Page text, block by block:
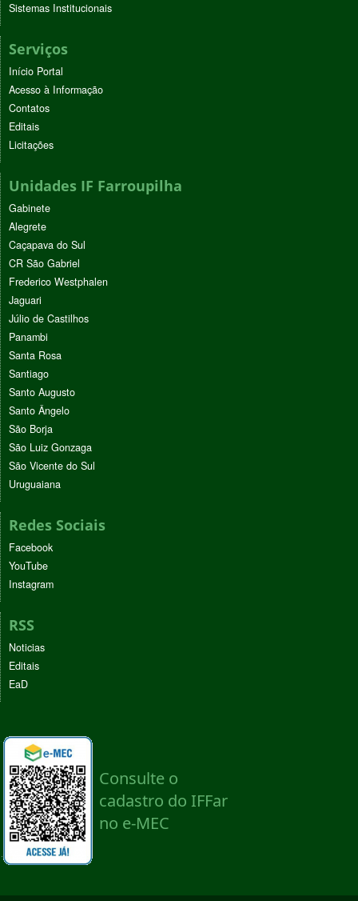
Sistemas Institucionais
Serviços
Início Portal
Acesso à Informação
Contatos
Editais
Licitações
Unidades IF Farroupilha
Gabinete
Alegrete
Caçapava do Sul
CR São Gabriel
Frederico Westphalen
Jaguari
Júlio de Castilhos
Panambi
Santa Rosa
Santiago
Santo Augusto
Santo Ângelo
São Borja
São Luiz Gonzaga
São Vicente do Sul
Uruguaiana
Redes Sociais
Facebook
YouTube
Instagram
RSS
Noticias
Editais
EaD